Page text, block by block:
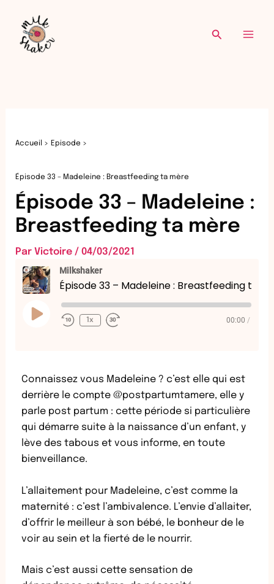
contenu
Accueil Episode
Épisode 33 – Madeleine : Breastfeeding ta mère
Épisode 33 – Madeleine :
Breastfeeding ta mère
Par Victoire / 04/03/2021
Milkshaker
Episode
1x 00:00 /
Connaissez vous Madeleine ? c’est elle qui est
derrière le compte @postpartumtamere, elle y
parle post partum : cette période si particulière
qui démarre suite à la naissance d’un enfant, y
lève des tabous et vous informe, en toute
bienveillance.
L’allaitement pour Madeleine, c’est comme la
maternité : c’est l’ambivalence. L’envie d’allaiter,
d’offrir le meilleur à son bébé, le bonheur de le
voir au sein et la fierté de le nourrir.
Mais c’est aussi cette sensation de